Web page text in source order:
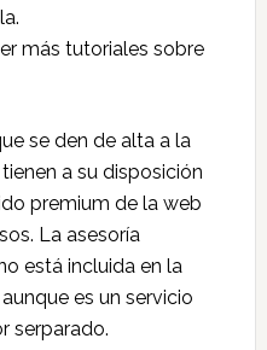
más tutoriales sobre
se den de alta a la
a su disposición
premium de la web
La asesoría
está incluida en la
es un servicio
serparado.